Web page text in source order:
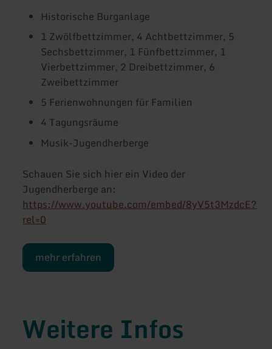
Historische Burganlage
1 Zwölfbettzimmer, 4 Achtbettzimmer, 5
Sechsbettzimmer, 1 Fünfbettzimmer, 1
Vierbettzimmer, 2 Dreibettzimmer, 6
Zweibettzimmer
5 Ferienwohnungen für Familien
4 Tagungsräume
Musik-Jugendherberge
Schauen Sie sich hier ein Video der
Jugendherberge an:
https://www.youtube.com/embed/8yV5t3MzdcE?
rel=0
mehr erfahren
Weitere Infos